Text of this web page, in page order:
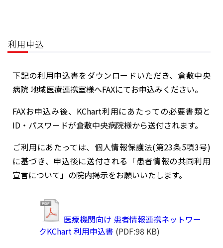
利用申込
下記の利用申込書をダウンロードいただき、倉敷中央
病院 地域医療連携室様へFAXにてお申込みください。
FAXお申込み後、KChart利用にあたっての必要書類と
ID・パスワードが倉敷中央病院様から送付されます。
ご利用にあたっては、個人情報保護法(第23条5項3号)
に基づき、申込後に送付される「患者情報の共同利用
宣言について」の院内掲示をお願いいたします。
医療機関向け 患者情報連携ネットワー
クKChart 利用申込書 (PDF:98 KB)